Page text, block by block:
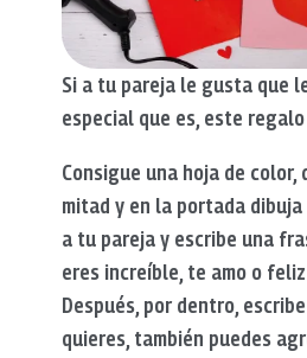
Si a tu pareja le gusta que
especial que es, este
Consigue una hoja de
mitad y en la portada
a tu pareja y escribe una
eres increíble, te amo o
Después, por dentro,
quieres, también puedes